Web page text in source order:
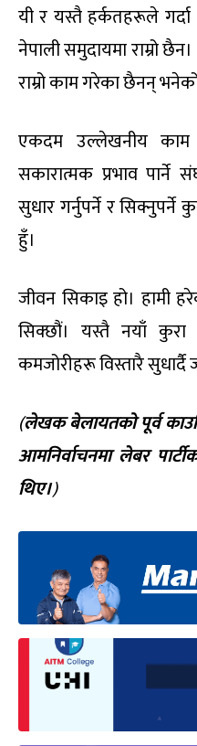
यी र यस्तै हर्कतहरूले
नेपाली समुदायमा राम्रो
राम्रो काम गरेका छैनन्
एकदम उल्लेखनीय काम
सकारात्मक प्रभाव पार्ने
सुधार गर्नुपर्ने र
हुँ।
जीवन सिकाइ हो। हामी
सिक्छौं। यस्तै नयाँ कुरा
कमजोरीहरू विस्तारै सुधार्दै
(लेखक बेलायतको पूर्व
आमनिर्वाचनमा लेबर
थिए।)